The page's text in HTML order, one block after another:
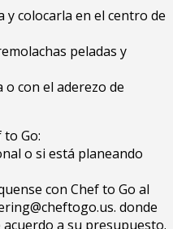
colocarla en el centro de
peladas y
con el aderezo de
to Go:
o si está planeando
con Chef to Go al
donde
a su presupuesto.